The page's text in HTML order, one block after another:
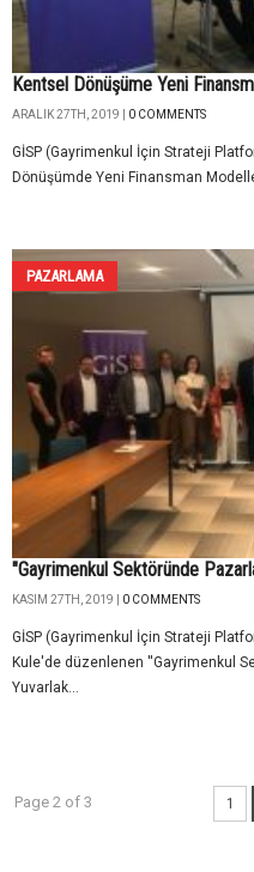
Kentsel Dönüşüme Yeni
ARALIK 27TH, 2019 | 0 COMMENTS
GİSP (Gayrimenkul İçin Strateji
Dönüşümde Yeni Finansman
PAZARLAMA
"Gayrimenkul Sektöründe
KASIM 27TH, 2019 | 0 COMMENTS
GİSP (Gayrimenkul İçin Strateji
Kule'de düzenlenen ''Gayrimenkul
Yuvarlak...
Page 2 of 3 1